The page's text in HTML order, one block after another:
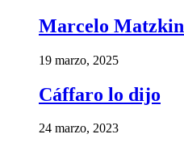
Marcelo
19 marzo, 2025
Cáffaro lo dijo
24 marzo, 2023